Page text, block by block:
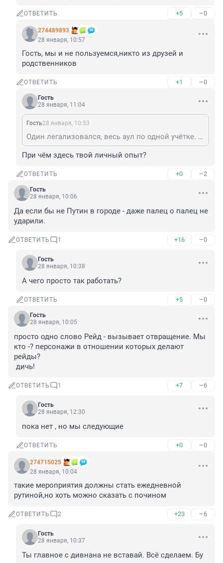
ОТВЕТИТЬ +5 –0
274489893
28 января, 10:57
Гость, мы и не пользуемся,никто из друзей и
родственников
ОТВЕТИТЬ +1 –0
Гость
28 января, 11:04
Гость28 января, 10:53
Один легализовался, весь аул по одной учётке. Кто отличит Китайца и Китайца?! (С)
При чём здесь твой личный опыт?
ОТВЕТИТЬ +0 –2
Гость
28 января, 10:06
Да если бы не Путин в городе - даже палец о палец не
ударили.
ОТВЕТИТЬ 1 +16 –0
Гость
28 января, 10:38
А чего просто так работать?
ОТВЕТИТЬ +5 –0
Гость
28 января, 10:05
просто одно слово Рейд - вызывает отвращение. Мы
кто -? персонажи в отношении которых делают
рейды?
дичь!
ОТВЕТИТЬ 1 +7 –6
Гость
28 января, 12:30
пока нет , но мы следующие
ОТВЕТИТЬ +0 –0
274715025
28 января, 10:04
такие мероприятия должны стать ежедневной
рутиной,но хоть можно сказать с почином
ОТВЕТИТЬ 2 +23 –6
Гость
28 января, 10:37
Ты главное с дивнана не вставай. Всё сделаем. Бу